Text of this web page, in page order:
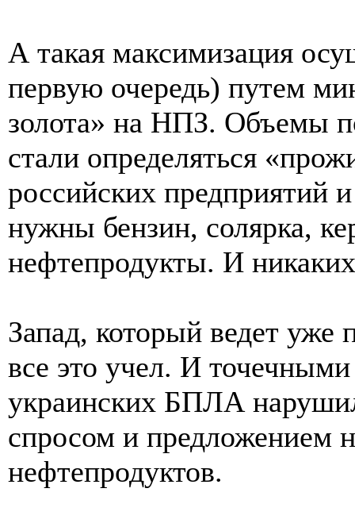
А такая максимизация
первую очередь) путем
золота» на НПЗ. Объемы
стали определяться
российских предприятий
нужны бензин, солярка,
нефтепродукты. И
Запад, который ведет уже
все это учел. И
украинских БПЛА
спросом и предложением
нефтепродуктов.